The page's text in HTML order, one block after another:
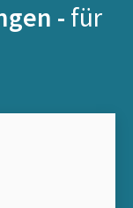
- für